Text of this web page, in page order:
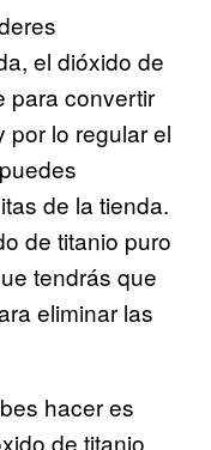
el dióxido de
para convertir
por lo regular el
de la tienda.
de titanio puro
tendrás que
eliminar las
hacer es
de titanio